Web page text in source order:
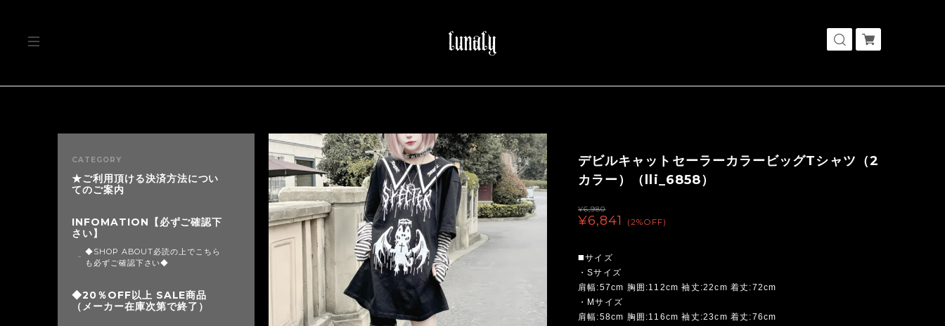
デビルキャットセーラーカラービッグTシャツ（2
カラー）（lli_6858）
¥6,980
¥6,841 (2%OFF)
◼️サイズ
・Sサイズ
肩幅:57cm 胸囲:112cm 袖丈:22cm 着丈:72cm
・Mサイズ
肩幅:58cm 胸囲:116cm 袖丈:23cm 着丈:76cm
CATEGORY
★ご利用頂ける決済方法につい
てのご案内
INFOMATION【必ずご確認下
さい】
◆SHOP ABOUT必読の上でこちら
も必ずご確認下さい◆
◆20％OFF以上 SALE商品
（メーカー在庫次第で終了）